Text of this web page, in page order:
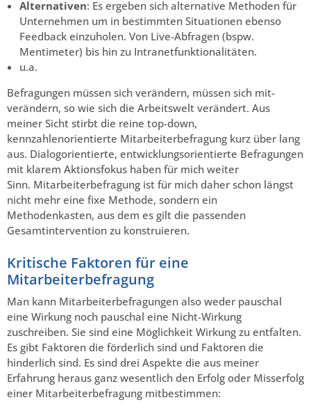
Alternativen: Es ergeben sich alternative Methoden für
Unternehmen um in bestimmten Situationen ebenso
Feedback einzuholen. Von Live-Abfragen (bspw.
Mentimeter) bis hin zu Intranetfunktionalitäten.
u.a.
Befragungen müssen sich verändern, müssen sich mit-
verändern, so wie sich die Arbeitswelt verändert. Aus
meiner Sicht stirbt die reine top-down,
kennzahlenorientierte Mitarbeiterbefragung kurz über lang
aus. Dialogorientierte, entwicklungsorientierte Befragungen
mit klarem Aktionsfokus haben für mich weiter
Sinn. Mitarbeiterbefragung ist für mich daher schon längst
nicht mehr eine fixe Methode, sondern ein
Methodenkasten, aus dem es gilt die passenden
Gesamtintervention zu konstruieren.
Kritische Faktoren für eine
Mitarbeiterbefragung
Man kann Mitarbeiterbefragungen also weder pauschal
eine Wirkung noch pauschal eine Nicht-Wirkung
zuschreiben. Sie sind eine Möglichkeit Wirkung zu entfalten.
Es gibt Faktoren die förderlich sind und Faktoren die
hinderlich sind. Es sind drei Aspekte die aus meiner
Erfahrung heraus ganz wesentlich den Erfolg oder Misserfolg
einer Mitarbeiterbefragung mitbestimmen: